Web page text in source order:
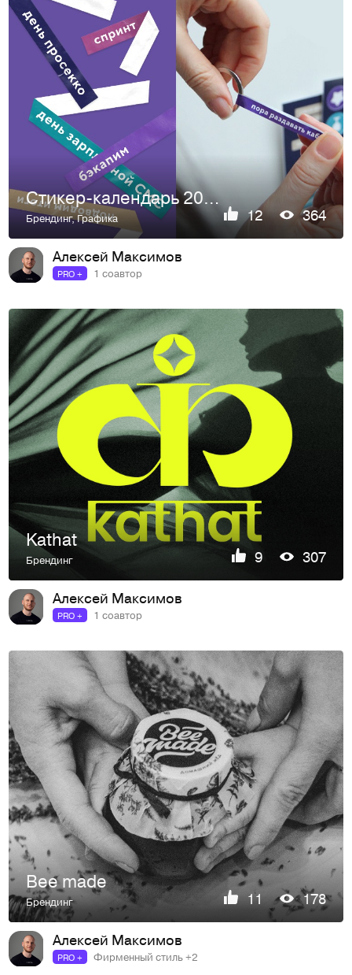
Стикер-календарь 2024
Брендинг,Графика 12 364
Алексей Максимов
PRO + 1 соавтор
Kathat
Брендинг 9 307
Алексей Максимов
PRO + 1 соавтор
Bee made
Брендинг 11 178
Алексей Максимов
PRO + Фирменный стиль +2